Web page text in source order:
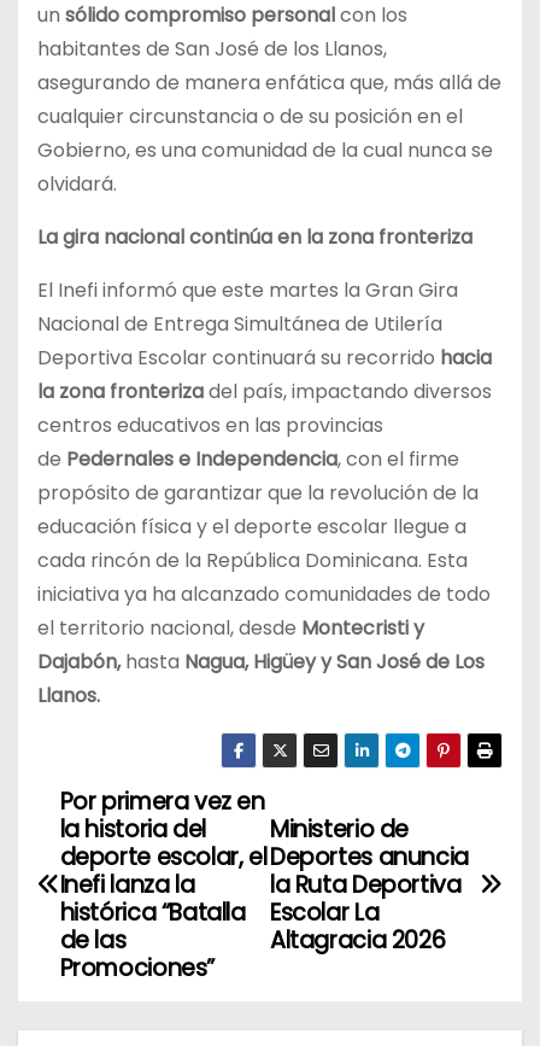
un sólido compromiso personalcon los
habitantes de San José de los Llanos,
asegurando de manera enfática que, más allá de
cualquier circunstancia o de su posición en el
Gobierno, es una comunidad de la cual nunca se
olvidará.
La gira nacional continúa en la zona fronteriza
El Inefi informó que este martes la Gran Gira
Nacional de Entrega Simultánea de Utilería
Deportiva Escolar continuará su recorrido hacia
la zona fronterizadel país, impactando diversos
centros educativos en las provincias
de Pedernales e Independencia, con el firme
propósito de garantizar que la revolución de la
educación física y el deporte escolar llegue a
cada rincón de la República Dominicana. Esta
iniciativa ya ha alcanzado comunidades de todo
el territorio nacional, desde Montecristi y
Dajabón,hasta Nagua, Higüey y San José de Los
Llanos.
N
a
Ministerio de
Deportes anuncia
la Ruta Deportiva
Escolar La
Altagracia 2026
Por primera vez en
la historia del
deporte escolar, el
Inefi lanza la
histórica “Batalla
de las
Promociones”